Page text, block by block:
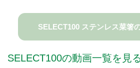
SELECT100 ステンレス菜箸
SELECT100の動画一覧を見